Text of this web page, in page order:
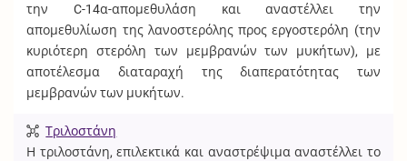
την C-14α-απομεθυλάση και αναστέλλει την
απομεθυλίωση της λανοστερόλης προς εργοστερόλη (την
κυριότερη στερόλη των μεμβρανών των μυκήτων), με
αποτέλεσμα διαταραχή της διαπερατότητας των
μεμβρανών των μυκήτων.
Τριλοστάνη
Η τριλοστάνη, επιλεκτικά και αναστρέψιμα αναστέλλει το